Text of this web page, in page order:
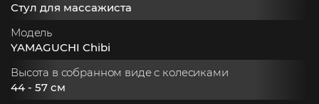
Стул для массажиста
Модель
YAMAGUCHI Chibi
Высота в собранном виде с колесиками
44 - 57 см